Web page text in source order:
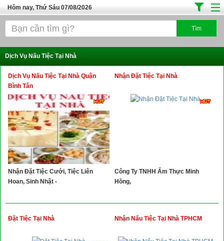
Hôm nay, Thứ Sáu 07/08/2026
Trang chủ
Tuyển Sinh Đào Tạo
Ô Tô Xe Máy
Đồ Dùng Nội Ngoại Thất
Điện Tử Điện Máy
Làm Đẹp
Thời Trang
Việc Làm
Dịch Vụ Nấu Tiệc Tại Nhà
Dịch Vụ Nấu Tiệc Tại Nhà Quận
Bình Tân
Nhận Đặt Tiệc Cưới, Tiệc Liên
Hoan, Sinh Nhật -
Nhận Đặt Tiệc Tại Nhà
Công Ty TNHH Ẩm Thực Minh
Hồng,
Đặt Tiệc Tại Nhà Nhận Nấu Tiệc Tại Nhà TPHCM